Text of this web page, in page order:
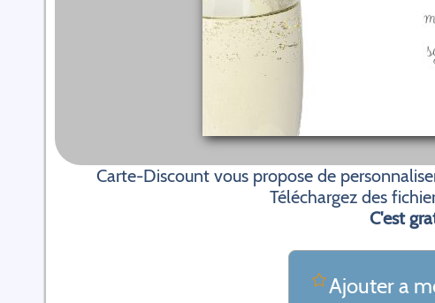
Carte-Discount vous propose de
Téléchargez des
C'est
Ajouter a